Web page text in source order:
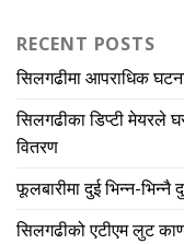
RECENT POSTS
सिलगढीमा आपराधिक
सिलगढीका डिप्टी मेयरले
वितरण
फूलबारीमा दुई भिन्न-भिन्नै
सिलगढीको एटीएम लुट